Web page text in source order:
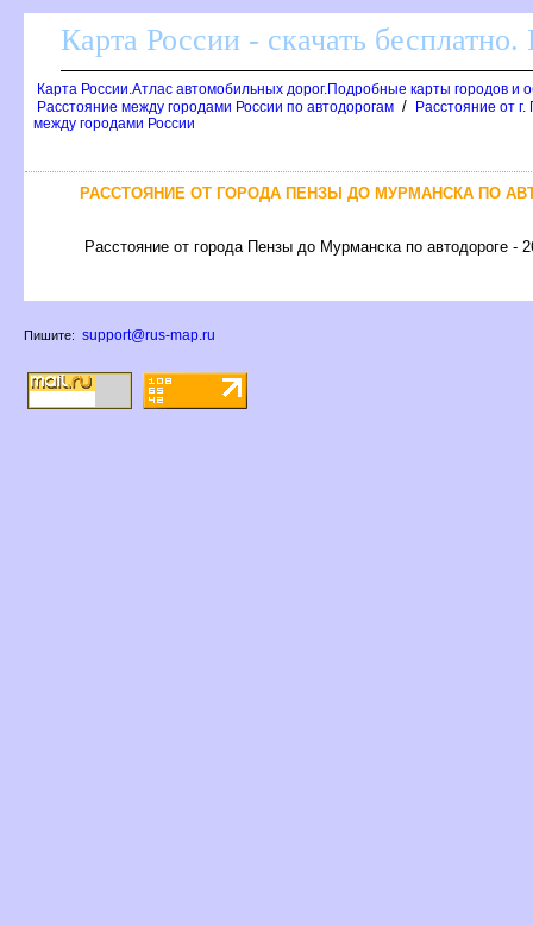
Карта России - скачать
Карта России.Атлас автомобильных дорог.Подробные карты городов и
Расстояние между городами России по автодорогам /
Расстояние от
между городами России
РАССТОЯНИЕ ОТ ГОРОДА ПЕНЗЫ ДО МУРМАНСКА ПО
Расстояние от города Пензы до Мурманска по автодороге -
Пишите: support@rus-map.ru